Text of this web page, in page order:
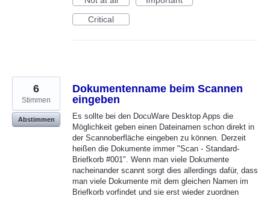
Critical
Dokumentenname beim Scannen
eingeben
Es sollte bei den DocuWare Desktop Apps die
Möglichkeit geben einen Dateinamen schon direkt in
der Scannoberfläche eingeben zu können. Derzeit
heißen die Dokumente immer "Scan - Standard-
Briefkorb #001". Wenn man viele Dokumente
nacheinander scannt sorgt dies allerdings dafür, dass
man viele Dokumente mit dem gleichen Namen im
Briefkorb vorfindet und sie erst wieder zuordnen
6
Stimmen
Abstimmen